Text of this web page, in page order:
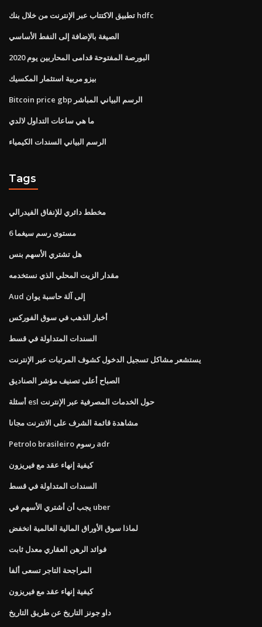
تطبيق الاكتتاب عبر الإنترنت من خلال بنك hdfc
الصيغة بالإضافة إلى النفط الأساسي
البورصة المفتوحة قدامى المحاربين يوم 2020
بيزو مربية استثمار المكسيك
Bitcoin price gbp الرسم البياني المباشر
ما هي ساعات التداول لالدي
الرسم البياني السندات الكيمياء
Tags
مخطط دائري للإنفاق الفيدرالي
6 مستوى رسم سيغما
هل تشتري الأسهم بنس
مقدار الزيت المحلي الذي نستخدمه
Aud إلى آلة حاسبة يوان
أخبار الذهب في سوق الفوركس
السندات المتداولة في قسط
يستشعر مشاكل تسجيل الدخول كشوف المرتبات عبر الإنترنت
الصباح أعلى تصنيف مؤشر الصناديق
أسئلة esl حول الخدمات المصرفية عبر الإنترنت
مشاهدة قائمة الشرف على الانترنت مجانا
Petrolo brasileiro رسوم adr
كيفية إنهاء عقد مع فيريزون
السندات المتداولة في قسط
يجب أن أشتري الأسهم في uber
لماذا سوق الأوراق المالية العالمية انخفض
فوائد الرهن العقاري معدل ثابت
المراجحة التاجر تسعى ألفا
كيفية إنهاء عقد مع فيريزون
داو جونز التاريخ عن طريق التاريخ